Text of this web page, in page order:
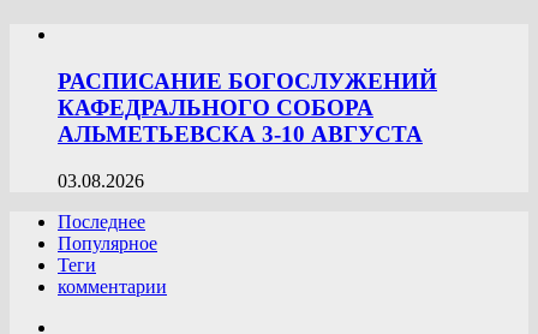
РАСПИСАНИЕ БОГОСЛУЖЕНИЙ
КАФЕДРАЛЬНОГО СОБОРА
АЛЬМЕТЬЕВСКА 3-10 АВГУСТА
03.08.2026
Последнее
Популярное
Теги
комментарии